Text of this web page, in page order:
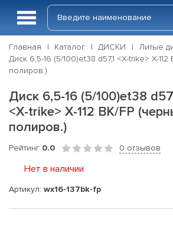
Главная Каталог ДИСКИ
Литые
Диск 6,5-16 (5/100)et38 d57,1 <X-trike> X-
полиров.)
Диск 6,5-16 (5/100)et38
<X-trike> X-112 BK/FP
полиров.)
Рейтинг 0.0 0 отзывов
Нет в наличии
Артикул: wx16-137bk-fp